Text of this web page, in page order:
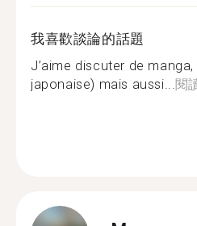
我喜歡談論的話題
J’aime discuter de
japonaise) mais aussi...閱